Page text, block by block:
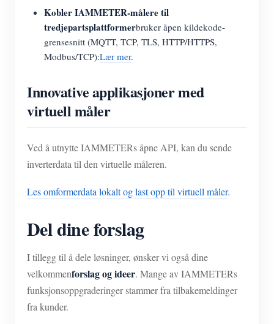
Kobler IAMMETER-målere til
tredjepartsplattformerbruker åpen kildekode-
grensesnitt (MQTT, TCP, TLS, HTTP/HTTPS,
Modbus/TCP):Lær mer.
Innovative applikasjoner med
virtuell måler
Ved å utnytte IAMMETERs åpne API, kan du sende
inverterdata til den virtuelle måleren.
Les omformerdata lokalt og last opp til virtuell måler.
Del dine forslag
I tillegg til å dele løsninger, ønsker vi også dine
velkommenforslag og ideer. Mange av IAMMETERs
funksjonsoppgraderinger stammer fra tilbakemeldinger
fra kunder.